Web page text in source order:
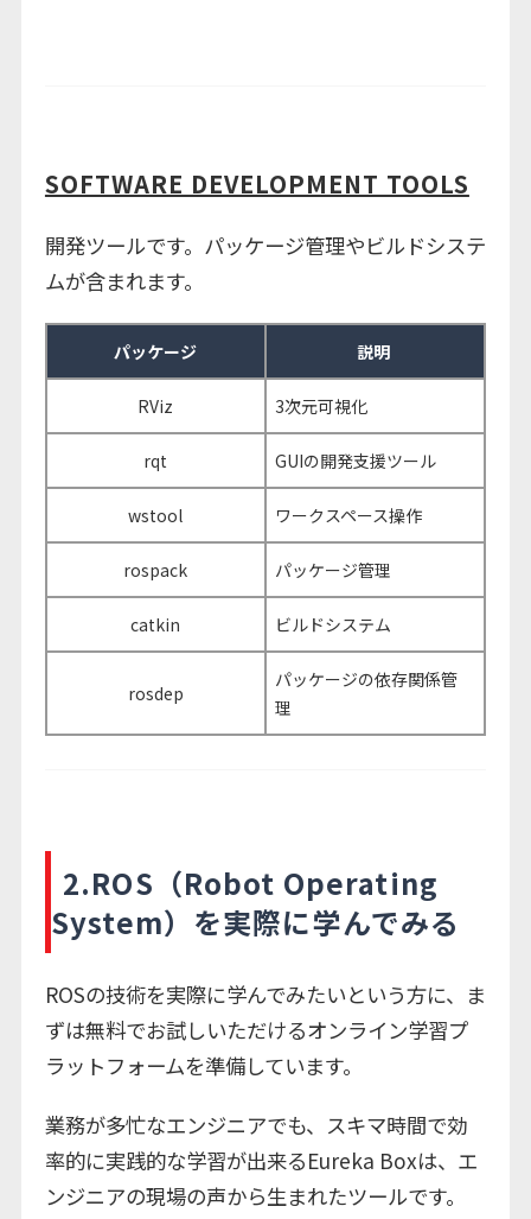
SOFTWARE DEVELOPMENT TOOLS
開発ツールです。パッケージ管理やビルドシステ
ムが含まれます。
パッケージ 説明
RViz 3次元可視化
rqt GUIの開発支援ツール
wstool ワークスペース操作
rospack パッケージ管理
catkin ビルドシステム
rosdep
パッケージの依存関係管
理
2.ROS（Robot Operating
System）を実際に学んでみる
ROSの技術を実際に学んでみたいという方に、ま
ずは無料でお試しいただけるオンライン学習プ
ラットフォームを準備しています。
業務が多忙なエンジニアでも、スキマ時間で効
率的に実践的な学習が出来るEureka Boxは、エ
ンジニアの現場の声から生まれたツールです。